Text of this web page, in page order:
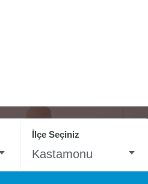
İlçe Seçiniz
Kastamonu